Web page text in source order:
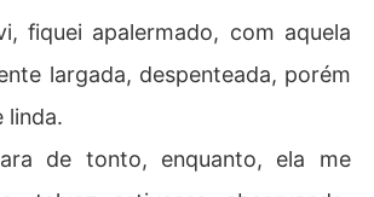
fiquei apalermado, com aquela
largada, despenteada, porém
linda.
de tonto, enquanto, ela me